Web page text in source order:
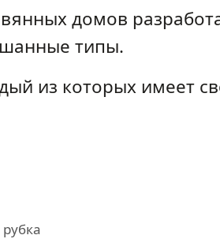
домов
типы.
из которых имеет